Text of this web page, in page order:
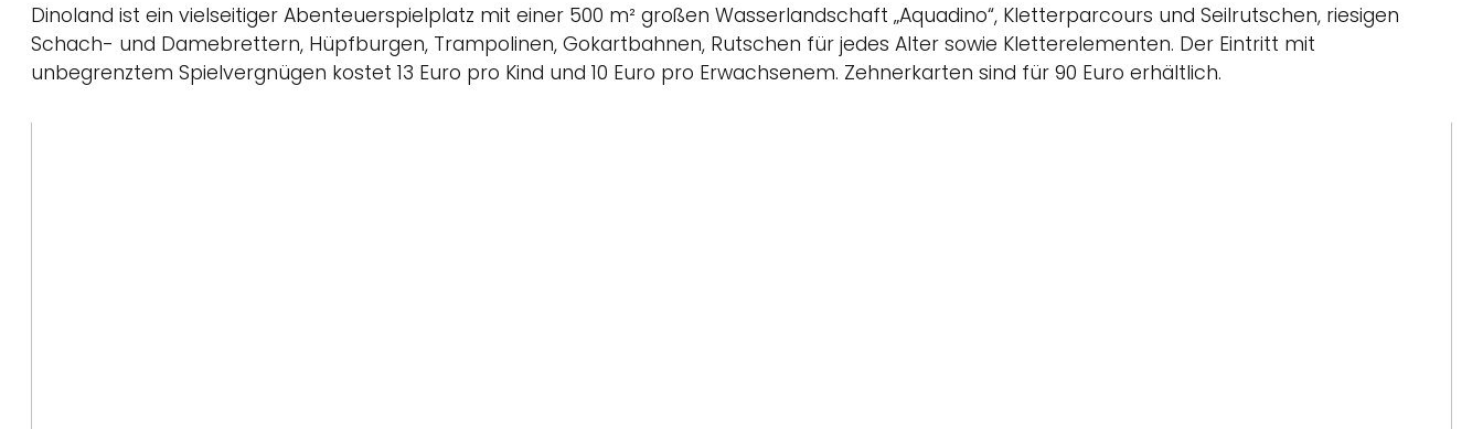
Dinoland ist ein vielseitiger Abenteuerspielplatz mit einer 500 m² großen Wasserlandschaft „Aquadino“, Kletterparcours und Seilrutschen, riesigen
Schach- und Damebrettern, Hüpfburgen, Trampolinen, Gokartbahnen, Rutschen für jedes Alter sowie Kletterelementen. Der Eintritt mit
unbegrenztem Spielvergnügen kostet 13 Euro pro Kind und 10 Euro pro Erwachsenem. Zehnerkarten sind für 90 Euro erhältlich.